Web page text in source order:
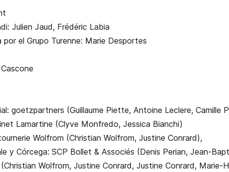
Julien Jaud, Frédéric Labia
el Grupo Turenne: Marie Desportes
goetzpartners (Guillaume Piette, Antoine Leclere, Camille
Lamartine (Clyve Monfredo, Jessica Bianchi)
Wolfrom (Christian Wolfrom, Justine Conrard),
y Córcega: SCP Bollet & Associés (Denis Perian, Jean-
Wolfrom, Justine Conrard, Justine Conrard, Marie-